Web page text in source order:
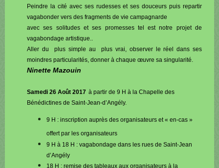
Peindre la cité avec ses rudesses et ses douceurs puis repartir
vagabonder vers des fragments de vie campagnarde
avec ses solitudes et ses promesses tel est notre projet de
vagabondage artistique..
Aller du plus simple au plus vrai, observer le réel dans ses
moindres particularités, donner à chaque œuvre sa singularité.
Ninette Mazouin
Samedi 26 Août 2017 à partir de 9 H à la Chapelle des
Bénédictines de Saint-Jean-d’Angély.
9 H : inscription auprès des organisateurs et « en-cas »
offert par les organisateurs
9 H à 18 H : vagabondage dans les rues de Saint-Jean
d’Angély
18 H : remise des tableaux aux organisateurs à la